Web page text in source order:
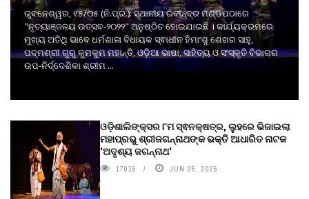
ଭୁବନେଶ୍ୱର, ୧୫/୦୫ (ନି.ପ୍ର.): ସ୍ଥାନୀୟ ରବୀନ୍ଦ୍ର ମଣ୍ଡପଠାରେ
"ନୃତ୍ୟାଞ୍ଜଳୟ ଉତ୍ସବ-୨୦୨୨" ଅନୁଷ୍ଠିତ ହୋଇଯାଇଛି । କାର୍ଯ୍ୟକ୍ରମରେ
ମୁଖ୍ୟ ଅତିଥି ଭାବେ ଧର୍ମଶାଳା ବିଧାୟକ ସ୍ଵାଧୀନ ହିମାଂଶୁ ଶେଖର ସାହୁ,
ପଦ୍ମଶ୍ରୀ ଗୁରୁ କୁମକୁମ ମହାନ୍ତି, ଓଡ଼ିଆ ଭାଷା, ସାହିତ୍ୟ ଓ ସଂସ୍କୃତି ବିଭାଗର
ଉପ-ନିର୍ଦ୍ଦେଶିକା ଶ୍ରୀମ ...
ଓଡ଼ିଶାଲିଙ୍କ୍ସର ୮ମ ସ୍ଵନକ୍ଷତ୍ର, ଲୁହରେ ଭିଜାଇଲା
ମହାପ୍ରଭୁ ଶ୍ରୀଜଗନ୍ନାଥଙ୍କ ଭକ୍ତି ଆଧାରିତ ନାଟକ
‘ଅଦୃଶ୍ୟ ଜଗନ୍ନାଥ‘
17015 JUN 25, 2025